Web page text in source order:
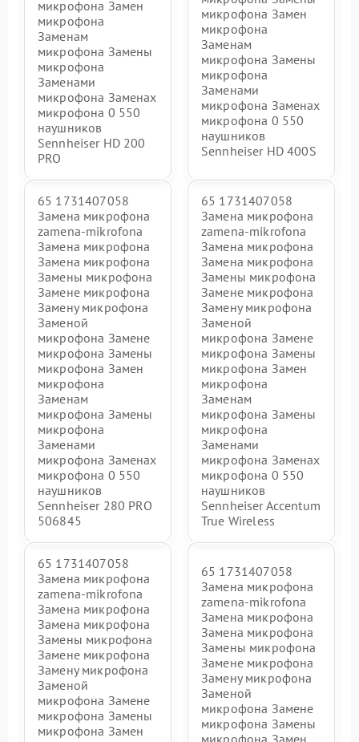
микрофона Замен
микрофона
Заменам
микрофона Замены
микрофона
Заменами
микрофона Заменах
микрофона 0 550
наушников
Sennheiser HD 200
PRO
микрофона Замен
микрофона
Заменам
микрофона Замены
микрофона
Заменами
микрофона Заменах
микрофона 0 550
наушников
Sennheiser HD 400S
65 1731407058
Замена микрофона
zamena-mikrofona
Замена микрофона
Замена микрофона
Замены микрофона
Замене микрофона
Замену микрофона
Заменой
микрофона Замене
микрофона Замены
микрофона Замен
микрофона
Заменам
микрофона Замены
микрофона
Заменами
микрофона Заменах
микрофона 0 550
наушников
Sennheiser 280 PRO
506845
65 1731407058
Замена микрофона
zamena-mikrofona
Замена микрофона
Замена микрофона
Замены микрофона
Замене микрофона
Замену микрофона
Заменой
микрофона Замене
микрофона Замены
микрофона Замен
микрофона
Заменам
микрофона Замены
микрофона
Заменами
микрофона Заменах
микрофона 0 550
наушников
Sennheiser Accentum
True Wireless
65 1731407058
Замена микрофона
zamena-mikrofona
Замена микрофона
Замена микрофона
Замены микрофона
Замене микрофона
Замену микрофона
Заменой
микрофона Замене
микрофона Замены
микрофона Замен
65 1731407058
Замена микрофона
zamena-mikrofona
Замена микрофона
Замена микрофона
Замены микрофона
Замене микрофона
Замену микрофона
Заменой
микрофона Замене
микрофона Замены
микрофона Замен